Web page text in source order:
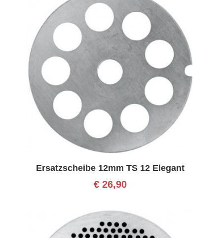
Ersatzscheibe 12mm TS 12 Elegant
€ 26,90